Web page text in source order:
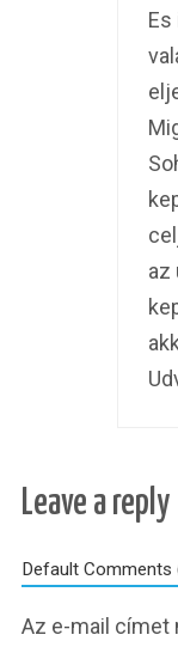
az
Leave a reply
Default Comments
Az e-mail címet